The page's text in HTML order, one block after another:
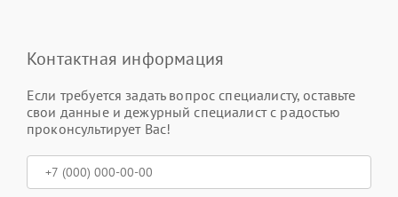
Контактная информация
Если требуется задать вопрос специалисту, оставьте
свои данные и дежурный специалист с радостью
проконсультирует Вас!